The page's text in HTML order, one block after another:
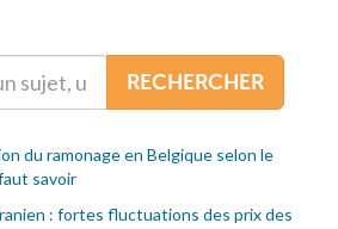
RECHERCHER
du ramonage en Belgique selon le
savoir
: fortes fluctuations des prix des